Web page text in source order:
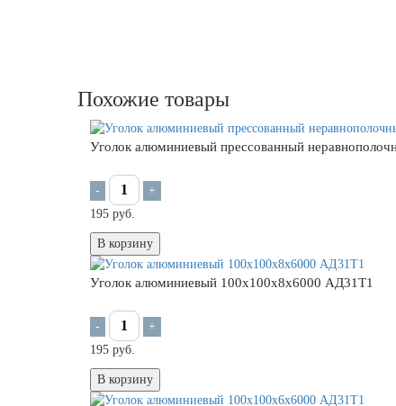
Похожие товары
Уголок алюминиевый прессованный
-
+
195 руб.
В корзину
Уголок алюминиевый 100х100х8х6000 АД31Т1
-
+
195 руб.
В корзину